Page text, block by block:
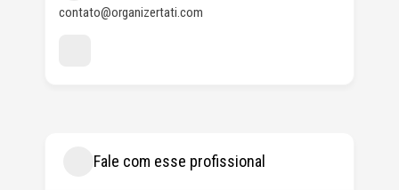
contato@organizertati.com
Fale com esse profissional